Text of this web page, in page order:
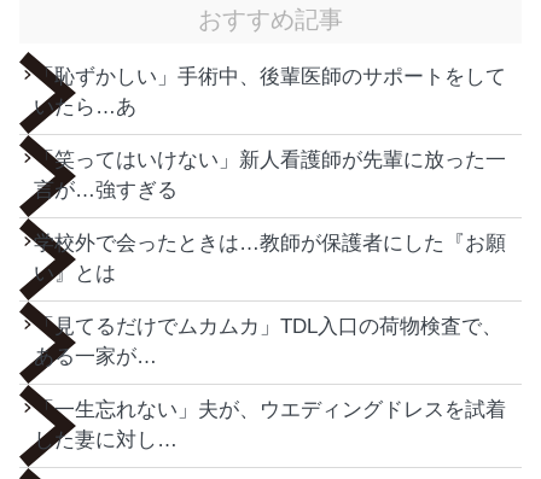
おすすめ記事
「恥ずかしい」手術中、後輩医師のサポートをして
いたら…あ
「笑ってはいけない」新人看護師が先輩に放った一
言が…強すぎる
学校外で会ったときは…教師が保護者にした『お願
い』とは
「見てるだけでムカムカ」TDL入口の荷物検査で、
ある一家が…
「一生忘れない」夫が、ウエディングドレスを試着
した妻に対し…